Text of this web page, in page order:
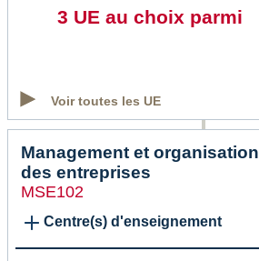
3 UE au choix parmi
Voir toutes les UE
Management et organisation
des entreprises
MSE102
Centre(s) d'enseignement